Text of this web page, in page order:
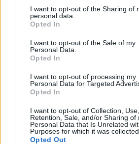
not limited to your visit or usage
grant or deny consent to Google and
use your data for below specified
consent section.
I want to opt-out of the Sharing of
personal data.
Opted In
I want to opt-out of the Sale of my
Personal Data.
Opted In
I want to opt-out of processing my
Personal Data for Targeted
Opted In
I want to opt-out of Collection, Use,
Retention, Sale, and/or Sharing of
Personal Data that Is Unrelated
Purposes for which it was collected.
Opted Out
szerint a fokozatos és pontos
elengedhetetlen a
korábban érkező megoldás így
juttathatja az istállót.
EZEKET IS AJÁNLJUK
FORMA-1
A szakértő